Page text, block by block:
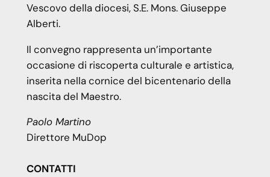
Vescovo della diocesi, S.E. Mons. Giuseppe
Alberti.
Il convegno rappresenta un’importante
occasione di riscoperta culturale e artistica,
inserita nella cornice del bicentenario della
nascita del Maestro.
Paolo Martino
Direttore MuDop
CONTATTI